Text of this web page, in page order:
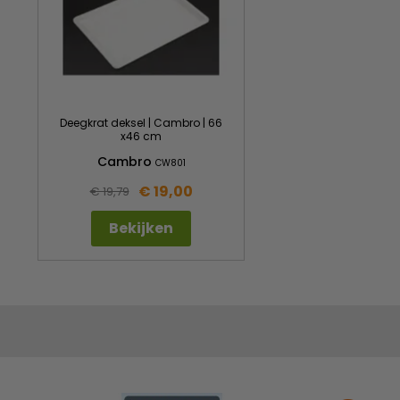
Deegkrat deksel | Cambro | 66
x46 cm
Cambro CW801
€ 19,79
€ 19,00
Bekijken